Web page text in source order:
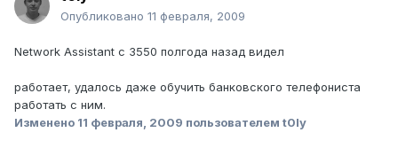
Опубликовано 11 февраля, 2009
Network Assistant с 3550 полгода назад видел
работает, удалось даже обучить банковского телефониста
работать с ним.
Изменено 11 февраля, 2009 пользователем t0ly